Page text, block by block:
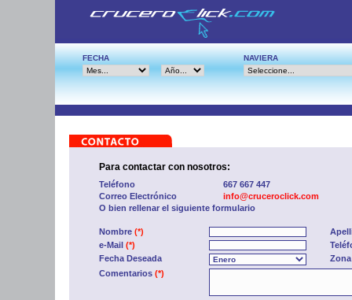
FECHA NAVIERA
Para contactar con nosotros:
Teléfono
667 667 447
Correo Electrónico
info@cruceroclick.com
O bien rellenar el siguiente formulario
Nombre (*)
e-Mail (*)
Fecha Deseada
Comentarios (*)